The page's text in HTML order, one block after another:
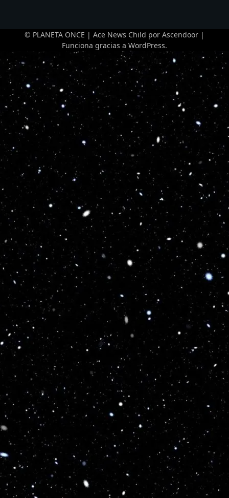
© PLANETA ONCE | Ace News Child por Ascendoor |
Funciona gracias a WordPress.